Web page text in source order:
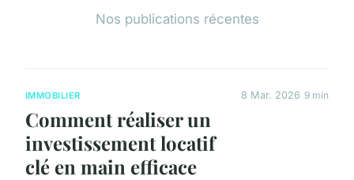
Nos publications récentes
IMMOBILIER
Comment réaliser un
investissement locatif
clé en main efficace
8 Mar. 2026 9 min